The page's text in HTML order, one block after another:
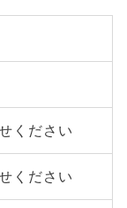
外
学
、脊
ください
ください